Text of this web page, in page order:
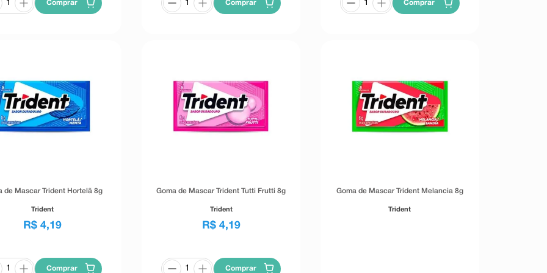
Comprar Comprar Comprar
de Mascar Trident Hortelã 8g
Trident
R$ 4,19
Comprar
Goma de Mascar Trident Tutti Frutti 8g
Trident
R$ 4,19
Comprar
Goma de Mascar Trident Melancia 8g
Trident